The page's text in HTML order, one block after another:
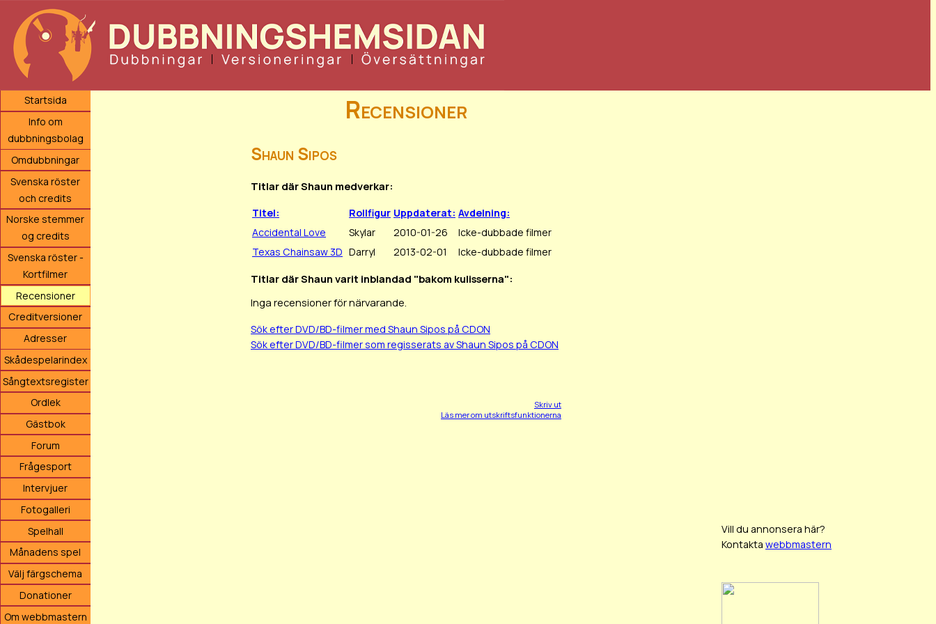
Startsida
Info om
dubbningsbolag
Omdubbningar
Svenska röster
och credits
Norske stemmer
og credits
Svenska röster -
Kortfilmer
Recensioner
Creditversioner
Adresser
Skådespelarindex
Sångtextsregister
Ordlek
Gästbok
Forum
Frågesport
Intervjuer
Fotogalleri
Spelhall
Månadens spel
Välj färgschema
Donationer
Om webbmastern
Recensioner
Shaun Sipos
Titlar där Shaun medverkar:
Titel: Rollfigur Uppdaterat: Avdelning:
Accidental Love
Skylar 2010-01-26
Icke-dubbade filmer
Texas Chainsaw 3D Darryl 2013-02-01 Icke-dubbade filmer
Titlar där Shaun varit inblandad "bakom kulisserna":
Inga recensioner för närvarande.
Sök efter DVD/BD-filmer med Shaun Sipos på CDON
Sök efter DVD/BD-filmer som regisserats av Shaun Sipos på CDON
Skriv ut
Läs mer om utskriftsfunktionerna
Vill du annonsera här?
Kontakta webbmastern